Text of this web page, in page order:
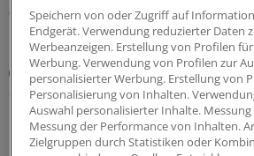
05.08.2026
Plaques bewerten
Screening mittels Koronar-CT:
könnte
Moderne CT-Geräte können
Speichern von oder Zugriff auf
Endgerät. Verwendung reduzierter Daten
Werbeanzeigen. Erstellung von Profilen
Werbung. Verwendung von Profilen zur
personalisierter Werbung. Erstellung von
Personalisierung von Inhalten.
Auswahl personalisierter Inhalte.
Messung der Performance von Inhalten.
Zielgruppen durch Statistiken oder